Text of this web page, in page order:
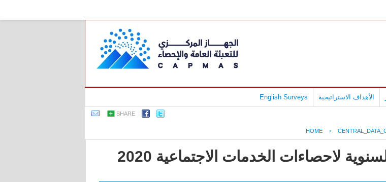
الأهداف الاستراتيجية English Surveys
SHARE
HOME ›
لاحصاءات الخدمات الاجتماعية 2020